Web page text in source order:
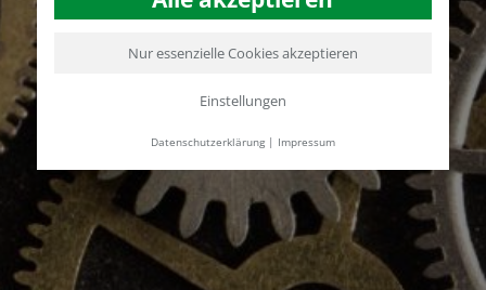
Nur essenzielle Cookies akzeptieren
Einstellungen
Datenschutzerklärung| Impressum